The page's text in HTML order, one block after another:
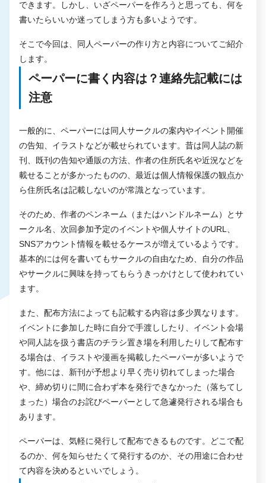
できます。しかし、いざペーパーを作ろうと思っても、何を
書いたらいいか迷ってしまう方も多いようです。
そこで今回は、同人ペーパーの作り方と内容についてご紹介
します。
ペーパーに書く内容は？連絡先記載には
注意
一般的に、ペーパーには同人サークルの案内やイベント開催
の告知、イラストなどが載せられています。昔は同人誌の新
刊、既刊の告知や通販の方法、作者の住所氏名や近況などを
載せることが多かったものの、最近は個人情報保護の観点か
ら住所氏名は記載しないのが常識となっています。
そのため、作者のペンネーム（またはハンドルネーム）とサ
ークル名、次回参加予定のイベントや個人サイトのURL、
SNSアカウント情報を載せるケースが増えているようです。
基本的には何を書いてもサークルの自由なため、自分の作品
やサークルに興味を持ってもらうきっかけとして使われてい
ます。
また、配布方法によっても記載する内容は多少異なります。
イベントに参加した時に自分で手渡ししたり、イベント会場
や同人誌を扱う書店のチラシ置き場を利用したりして配布す
る場合は、イラストや漫画を掲載したペーパーが多いようで
す。他には、新刊が予想より早く売り切れてしまった場合
や、締め切りに間に合わず本を発行できなかった（落ちてし
まった）場合のお詫びペーパーとして急遽発行される場合も
あります。
ペーパーは、気軽に発行して配布できるものです。どこで配
るのか、何を知らせたくて発行するのか、その用途に合わせ
て内容を決めるといいでしょう。